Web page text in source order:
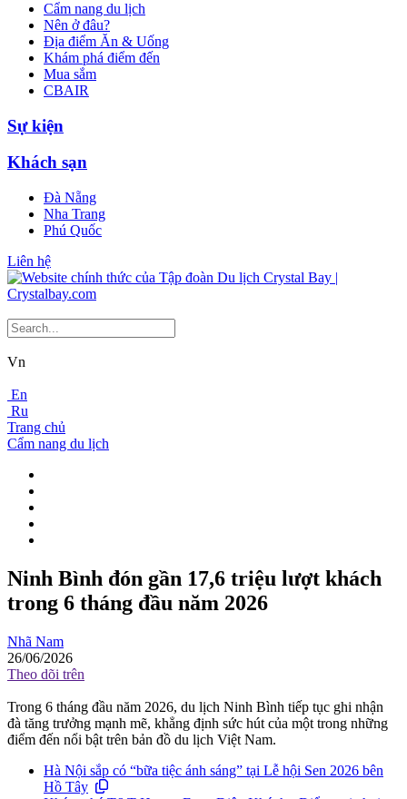
Cẩm nang du lịch
Nên ở đâu?
Địa điểm Ăn & Uống
Khám phá điểm đến
Mua sắm
CBAIR
Sự kiện
Khách sạn
Đà Nẵng
Nha Trang
Phú Quốc
Liên hệ
Vn
En
Ru
Trang chủ
Cẩm nang du lịch
Ninh Bình đón gần 17,6 triệu lượt khách
trong 6 tháng đầu năm 2026
Nhã Nam
26/06/2026
Theo dõi trên
Trong 6 tháng đầu năm 2026, du lịch Ninh Bình tiếp tục ghi nhận
đà tăng trưởng mạnh mẽ, khẳng định sức hút của một trong những
điểm đến nổi bật trên bản đồ du lịch Việt Nam.
Hà Nội sắp có “bữa tiệc ánh sáng” tại Lễ hội Sen 2026 bên
Hồ Tây